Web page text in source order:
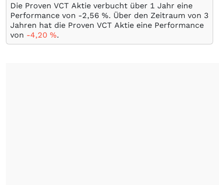
Die Proven VCT Aktie verbucht über 1 Jahr eine
Performance von -2,56 %. Über den Zeitraum von 3
Jahren hat die Proven VCT Aktie eine Performance
von -4,20 %.